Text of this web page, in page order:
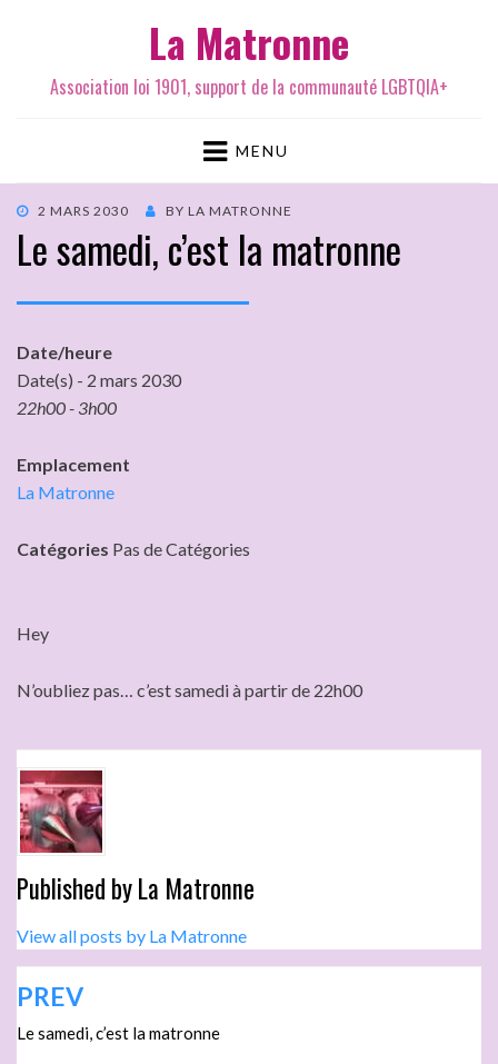
La Matronne
Association loi 1901, support de la communauté LGBTQIA+
MENU
2 MARS 2030 BY LA MATRONNE
Le samedi, c’est la matronne
Date/heure
Date(s) - 2 mars 2030
22h00 - 3h00
Emplacement
La Matronne
Catégories Pas de Catégories
Hey
N’oubliez pas… c’est samedi à partir de 22h00
Published byLa Matronne
View all posts by La Matronne
PREV
Le samedi, c’est la matronne